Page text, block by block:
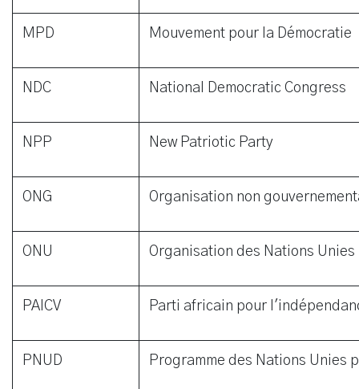
MPD Mouvement pour la Démocratie
NDC National Democratic Congress
NPP New Patriotic Party
ONG Organisation non
ONU Organisation des Nations Unies
PAICV Parti africain pour
PNUD Programme des Nations Unies